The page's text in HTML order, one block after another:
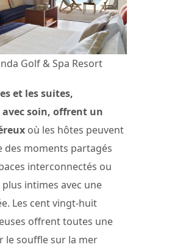
Golf & Spa Resort
et les suites,
avec soin, offrent un
où les hôtes peuvent
des moments partagés
interconnectés ou
intimes avec une
Les cent vingt-huit
offrent toutes une
le souffle sur la mer